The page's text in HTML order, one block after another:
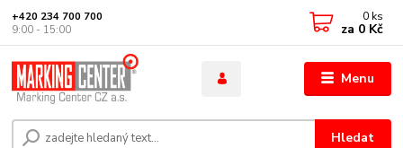
Menu
Hledat
+420 234 700 700
9:00 - 15:00
0 ks
za 0 Kč